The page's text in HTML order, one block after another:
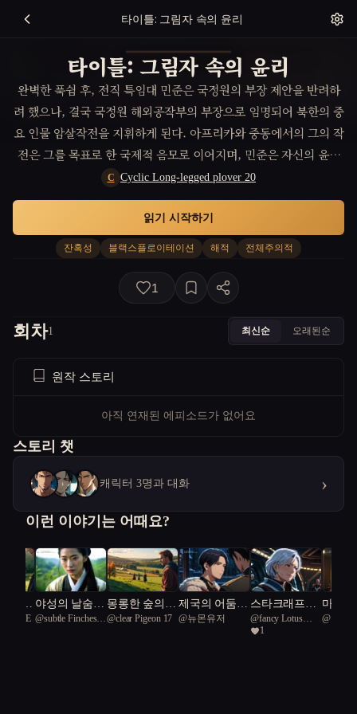
타이틀: 그림자 속의 윤리
타이틀: 그림자 속의 윤리
완벽한 푹쉼 후, 전직 특임대 민준은 국정원의 부장 제안을 반려하
려 했으나, 결국 국정원 해외공작부의 부장으로 임명되어 북한의 중
요 인물 암살작전을 지휘하게 된다. 아프리카와 중동에서의 그의 작
전은 그를 목표로 한 국제적 음모로 이어지며, 민준은 자신의 윤리
성과 삶의 의미를 다시 평가하게 된다. 이 과정에서 그는 불의에 맞
서고 현실적인 문제들을 기반으로 한 첩보액션의 진수를 보여준다.
C Cyclic Long-legged plover 20
잔혹성 블랙스플로이테이션 해적 전체주의적
읽기 시작하기
1
회차1 최신순 오래된순
원작 스토리
아직 연재된 에피소드가 없어요
스토리 챗
캐릭터 3명과 대화 ›
이런 이야기는 어때요?
동자 야성의 날숨에
스러지다
@subtle Finches
몽롱한 숲의
그림자
@clear Pigeon 17
제국의 어둠과
빛
@뉴몬유저
스타크래프트
3 : 테란 캠페
인 - 공허의 틈
@fancy Lotus
Turtle 50
1
마술
경계
@유메